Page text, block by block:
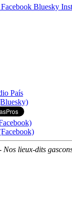
País
Nos lieux-dits